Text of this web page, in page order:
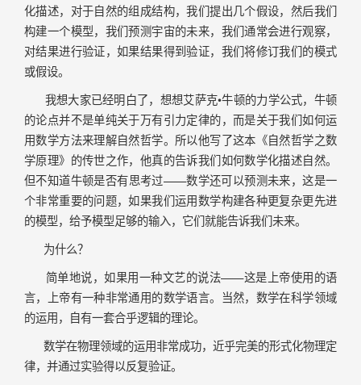
化描述，对于自然的组成结构，我们提出几个假设，然后我们
构建一个模型，我们预测宇宙的未来，我们通常会进行观察，
对结果进行验证，如果结果得到验证，我们将修订我们的模式
或假设。
我想大家已经明白了，想想艾萨克•牛顿的力学公式，牛顿
的论点并不是单纯关于万有引力定律的，而是关于我们如何运
用数学方法来理解自然哲学。所以他写了这本《自然哲学之数
学原理》的传世之作，他真的告诉我们如何数学化描述自然。
但不知道牛顿是否有思考过——数学还可以预测未来，这是一
个非常重要的问题，如果我们运用数学构建各种更复杂更先进
的模型，给予模型足够的输入，它们就能告诉我们未来。
为什么？
简单地说，如果用一种文艺的说法——这是上帝使用的语
言，上帝有一种非常通用的数学语言。当然，数学在科学领域
的运用，自有一套合乎逻辑的理论。
数学在物理领域的运用非常成功，近乎完美的形式化物理定
律，并通过实验得以反复验证。